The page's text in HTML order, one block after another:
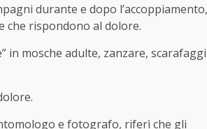
durante e dopo l’accoppiamento,
​​che rispondono al dolore.
in mosche adulte, zanzare, scarafaggi
e fotografo, riferì che gli